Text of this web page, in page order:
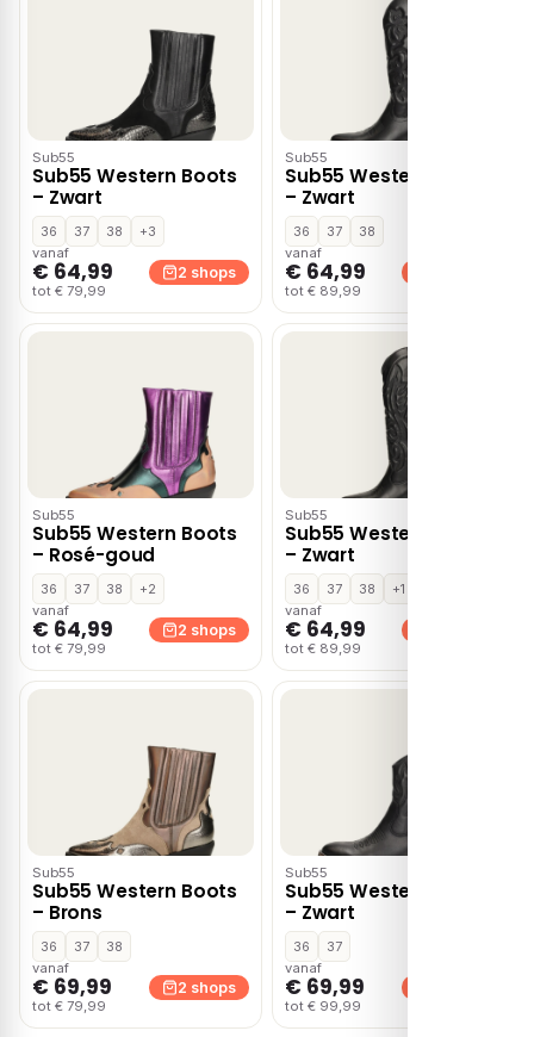
Sub55
Sub55 Western Boots
– Zwart
36 37 38
+3
vanaf
€ 64,99
tot € 79,99
2 shops
Sub55
Sub55 Western Boots
– Zwart
36 37
38
vanaf
€ 64,99
tot € 89,99
Sub55
Sub55 Western Boots
– Rosé-goud
36 37 38
+2
vanaf
€ 64,99
tot € 79,99
2 shops
Sub55
Sub55 Western Boots
– Zwart
36 37 38
+1
vanaf
€ 64,99
tot € 89,99
Sub55
Sub55 Western Boots
– Brons
36 37
38
vanaf
€ 69,99
tot € 79,99
2 shops
Sub55
Sub55 Western Boots
– Zwart
36
37
vanaf
€ 69,99
tot € 99,99